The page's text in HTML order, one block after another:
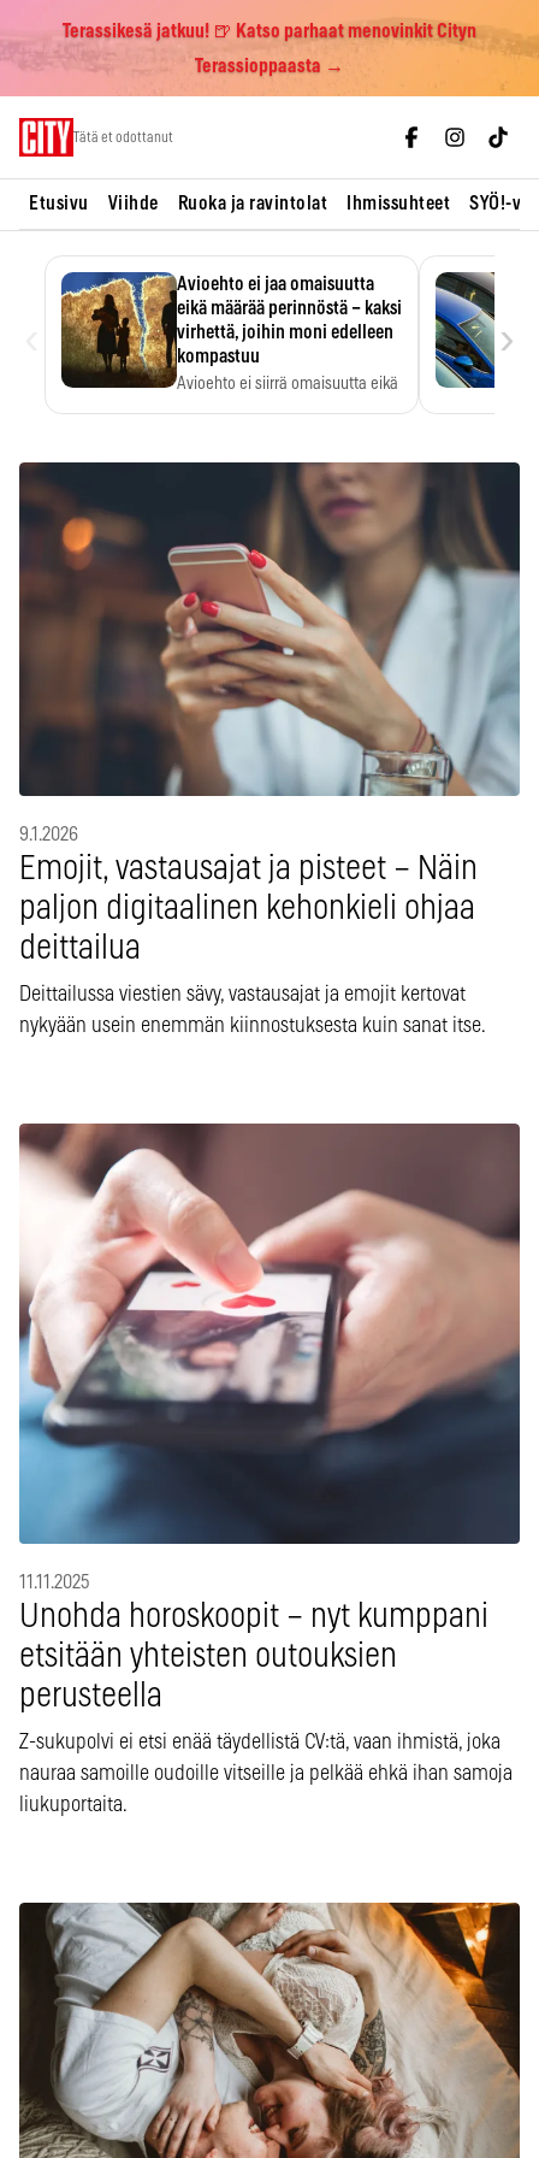
Terassikesä jatkuu! 🍺 Katso parhaat menovinkit Cityn
Terassioppaasta →
Tätä et odottanut
Etusivu Viihde Ruoka ja ravintolat Ihmissuhteet SYÖ!-
Avioehto ei jaa omaisuutta
eikä määrää perinnöstä – kaksi
virhettä, joihin moni edelleen
kompastuu
Avioehto ei siirrä omaisuutta eikä
›
9.1.2026
Emojit, vastausajat ja pisteet – Näin
paljon digitaalinen kehonkieli ohjaa
deittailua
Deittailussa viestien sävy, vastausajat ja emojit kertovat
nykyään usein enemmän kiinnostuksesta kuin sanat itse.
11.11.2025
Unohda horoskoopit – nyt kumppani
etsitään yhteisten outouksien
perusteella
Z-sukupolvi ei etsi enää täydellistä CV:tä, vaan ihmistä, joka
nauraa samoille oudoille vitseille ja pelkää ehkä ihan samoja
liukuportaita.